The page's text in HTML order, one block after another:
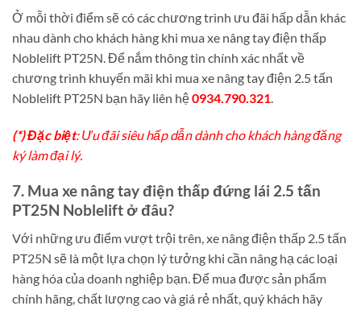
Ở mỗi thời điểm sẽ có các chương trình ưu đãi hấp dẫn khác
nhau dành cho khách hàng khi mua xe nâng tay điện thấp
Noblelift PT25N. Để nắm thông tin chính xác nhất về
chương trình khuyến mãi khi mua xe nâng tay điện 2.5 tấn
Noblelift PT25N bạn hãy liên hệ0934.790.321.
(*) Đặc biệt: Ưu đãi siêu hấp dẫn dành cho khách hàng đăng
ký làm đại lý.
7. Mua xe nâng tay điện thấp đứng lái 2.5 tấn
PT25N Noblelift ở đâu?
Với những ưu điểm vượt trội trên, xe nâng điện thấp 2.5 tấn
PT25N sẽ là một lựa chọn lý tưởng khi cần nâng hạ các loại
hàng hóa của doanh nghiệp bạn. Để mua được sản phẩm
chính hãng, chất lượng cao và giá rẻ nhất, quý khách hãy